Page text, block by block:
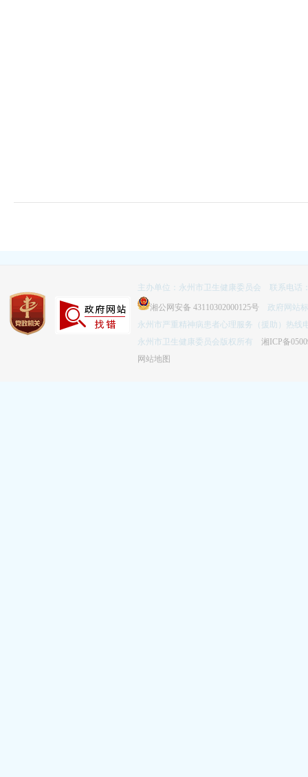
主办单位：永州市卫生健康委员会 联系电话
湘公网安备 43110302000125号 政府网站标
永州市严重精神病患者心理服务（援助）热线
永州市卫生健康委员会版权所有 湘ICP备
网站地图